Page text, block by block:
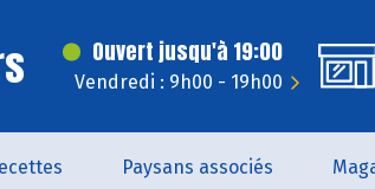
Ouvert jusqu'à 19:00
Vendredi : 9h00 - 19h00
Paysans associés